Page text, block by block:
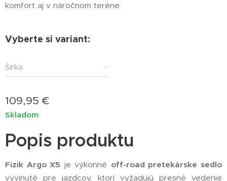
komfort aj v náročnom teréne
Vyberte si variant:
Šírka
109,95 €
Skladom
Popis produktu
Fizik Argo X5 je výkonné off-road pretekárske sedlo
vyvinuté pre jazdcov, ktorí vyžadujú presné vedenie